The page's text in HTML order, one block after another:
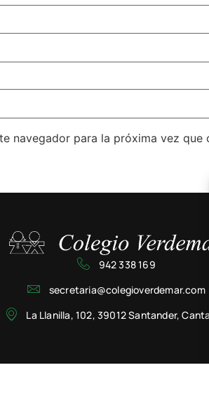
navegador para la próxima vez que
942 338 169
secretaria@colegioverdemar.com
La Llanilla, 102, 39012 Santander,